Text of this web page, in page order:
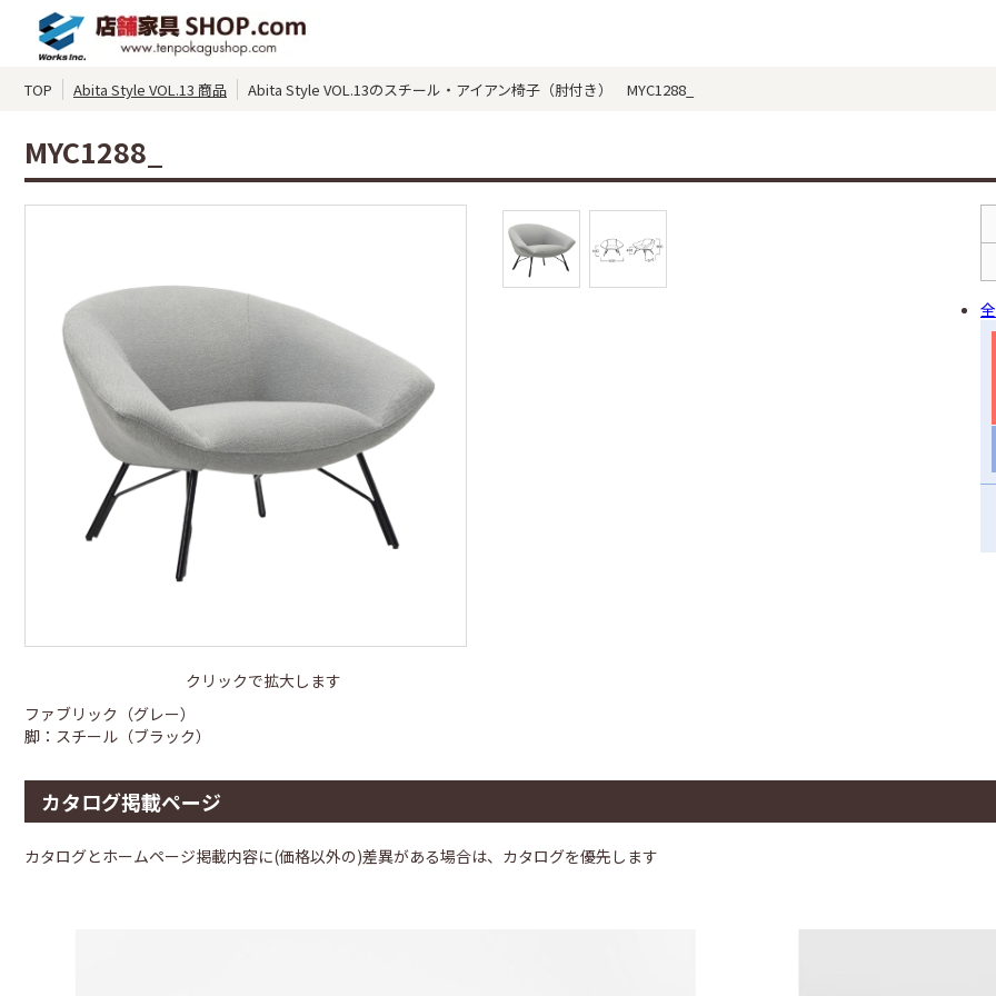
TOP Abita Style VOL.13 商品 Abita Style VOL.13のスチール・アイアン椅子（肘付き） MYC1288_
MYC1288_
クリックで拡大します
ファブリック（グレー）
脚：スチール（ブラック）
カタログ掲載ページ
カタログとホームページ掲載内容に(価格以外の)差異がある場合は、カタログを優先します